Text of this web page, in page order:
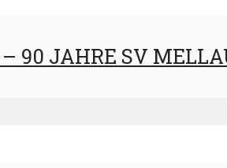
90 JAHRE SV